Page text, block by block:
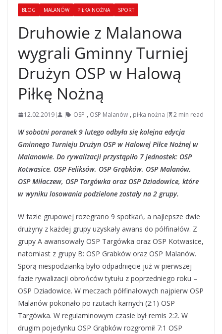
BLOG MALANÓW PIŁKA NOŻNA SPORT
Druhowie z Malanowa
wygrali Gminny Turniej
Drużyn OSP w Halową
Piłkę Nożną
12.02.2019 OSP , OSP Malanów , piłka nożna 2 min read
W sobotni poranek 9 lutego odbyła się kolejna edycja
Gminnego Turnieju Drużyn OSP w Halowej Piłce Nożnej w
Malanowie. Do rywalizacji przystąpiło 7 jednostek: OSP
Kotwasice, OSP Feliksów, OSP Grąbków, OSP Malanów,
OSP Miłaczew, OSP Targówka oraz OSP Dziadowice, które
w wyniku losowania podzielone zostały na 2 grupy.
W fazie grupowej rozegrano 9 spotkań, a najlepsze dwie
drużyny z każdej grupy uzyskały awans do półfinałów. Z
grupy A awansowały OSP Targówka oraz OSP Kotwasice,
natomiast z grupy B: OSP Grabków oraz OSP Malanów.
Sporą niespodzianką było odpadnięcie już w pierwszej
fazie rywalizacji obrońców tytułu z poprzedniego roku –
OSP Dziadowice. W meczach półfinałowych najpierw OSP
Malanów pokonało po rzutach karnych (2:1) OSP
Targówka. W regulaminowym czasie był remis 2:2. W
drugim pojedynku OSP Grąbków rozgromił 7:1 OSP